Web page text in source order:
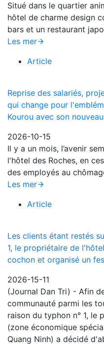
Situé dans le quartier
hôtel de charme design
bars et un restaurant
Les mer
Article
Reprise des salariés,
qui change pour
Kourou avec son
2026-10-15
Il y a un mois, l’avenir
l'hôtel des Roches, en
des employés au
Les mer
Article
Les clients étant restés
1, le propriétaire de
cochon et organisé un
2026-15-11
(Journal Dan Tri) - Afin
communauté parmi les
raison du typhon n° 1, le
(zone économique
Quang Ninh) a décidé